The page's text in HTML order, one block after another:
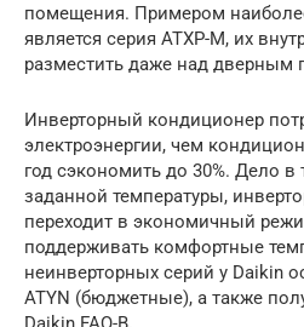
помещения. Примером
является серия ATXP-M, их
разместить даже над дверным
Инверторный кондиционер
электроэнергии, чем
год сэкономить до 30%. Дело
заданной температуры,
переходит в экономичный
поддерживать комфортные
неинверторных серий у Daikin
ATYN (бюджетные), а также